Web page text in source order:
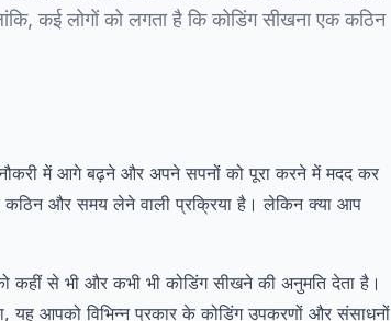
कई लोगों को लगता है कि कोडिंग सीखना एक कठिन
में आगे बढ़ने और अपने सपनों को पूरा करने में मदद कर
कठिन और समय लेने वाली प्रक्रिया है। लेकिन क्या आप
से भी और कभी भी कोडिंग सीखने की अनुमति देता है।
यह आपको विभिन्न प्रकार के कोडिंग उपकरणों और संसाधनों